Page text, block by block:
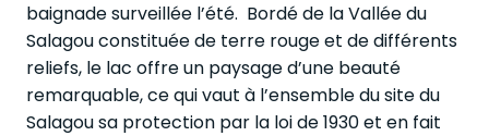
baignade surveillée l’été. Bordé de la Vallée du
Salagou constituée de terre rouge et de différents
reliefs, le lac offre un paysage d’une beauté
remarquable, ce qui vaut à l’ensemble du site du
Salagou sa protection par la loi de 1930 et en fait